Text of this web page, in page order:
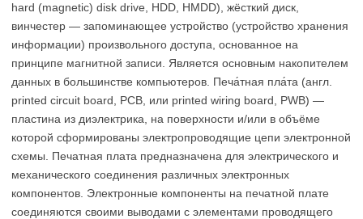
hard (magnetic) disk drive, HDD, HMDD), жёсткий диск,
винчестер — запоминающее устройство (устройство хранения
информации) произвольного доступа, основанное на
принципе магнитной записи. Является основным накопителем
данных в большинстве компьютеров. Печа́тная пла́та (англ.
printed circuit board, PCB, или printed wiring board, PWB) —
пластина из диэлектрика, на поверхности и/или в объёме
которой сформированы электропроводящие цепи электронной
схемы. Печатная плата предназначена для электрического и
механического соединения различных электронных
компонентов. Электронные компоненты на печатной плате
соединяются своими выводами с элементами проводящего